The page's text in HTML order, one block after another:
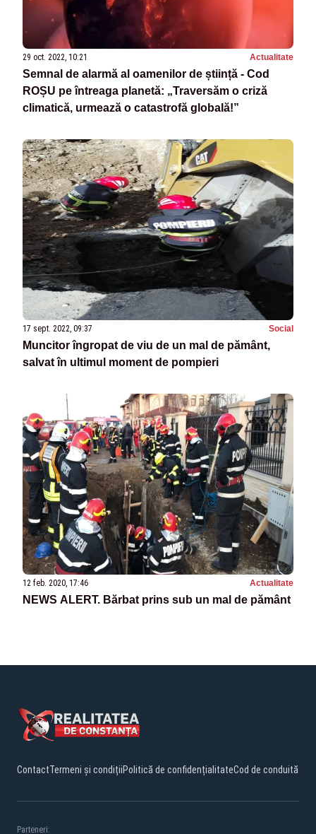
29 oct. 2022, 10:21 Actualitate
Semnal de alarmă al oamenilor de știință - Cod
ROȘU pe întreaga planetă: „Traversăm o criză
climatică, urmează o catastrofă globală!”
17 sept. 2022, 09:37 Social
Muncitor îngropat de viu de un mal de pământ,
salvat în ultimul moment de pompieri
12 feb. 2020, 17:46 Actualitate
NEWS ALERT. Bărbat prins sub un mal de pământ
ContactTermeni și condițiiPolitică de confidențialitateCod de conduită
Parteneri: